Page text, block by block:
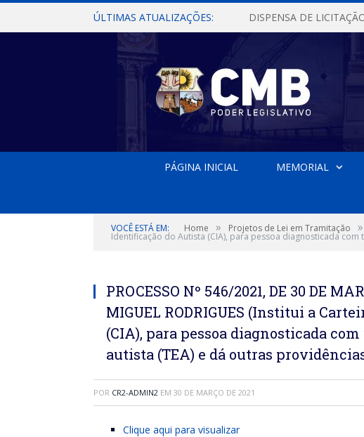
ÚLTIMAS ATUALIZAÇÕES:
PÁGINA INICIAL MEMORIAL
VOCÊ ESTÁ EM: Home » Projetos de Lei em Tramitação »
Identificação do Autista (CIA), para pessoa diagnosticada
PROCESSO Nº 546/2021, DE 30 DE
MIGUEL RODRIGUES (Institui a
(CIA), para pessoa diagnosticada
autista (TEA) e dá outras
POR CR2-ADMIN2 EM 30 DE MARÇO DE 2021
Clique aqui para visualizar